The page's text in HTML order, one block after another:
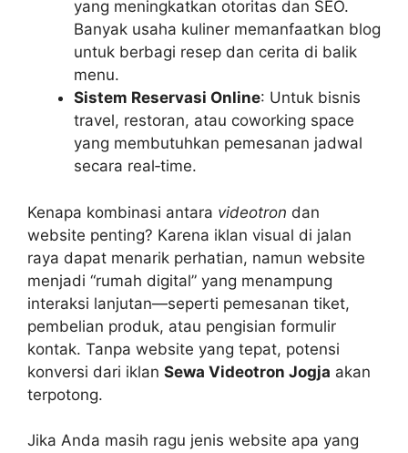
yang meningkatkan otoritas dan SEO.
Banyak usaha kuliner memanfaatkan blog
untuk berbagi resep dan cerita di balik
menu.
Sistem Reservasi Online: Untuk bisnis
travel, restoran, atau coworking space
yang membutuhkan pemesanan jadwal
secara real‑time.
Kenapa kombinasi antara videotron dan
website penting? Karena iklan visual di jalan
raya dapat menarik perhatian, namun website
menjadi “rumah digital” yang menampung
interaksi lanjutan—seperti pemesanan tiket,
pembelian produk, atau pengisian formulir
kontak. Tanpa website yang tepat, potensi
konversi dari iklan Sewa Videotron Jogja akan
terpotong.
Jika Anda masih ragu jenis website apa yang